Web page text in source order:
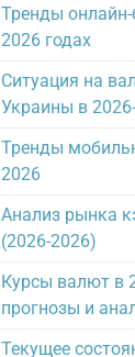
Тренды
2026 годах
Ситуация на
Украины в
Тренды
2026
Анализ рынка
(2026-2026)
Курсы валют в
прогнозы и
Текущее